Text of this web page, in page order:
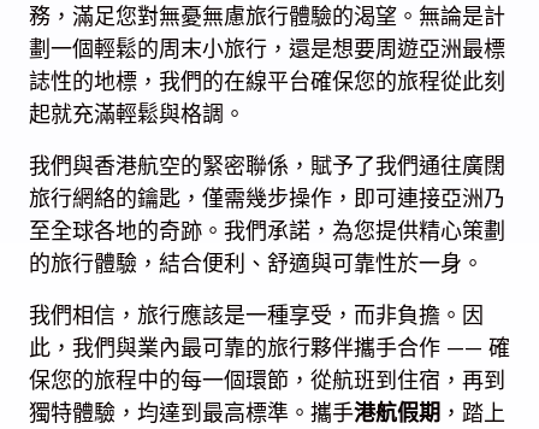
務，滿足您對無憂無慮旅行體驗的渴望。無論是計
劃一個輕鬆的周末小旅行，還是想要周遊亞洲最標
誌性的地標，我們的在線平台確保您的旅程從此刻
起就充滿輕鬆與格調。
我們與香港航空的緊密聯係，賦予了我們通往廣闊
旅行網絡的鑰匙，僅需幾步操作，即可連接亞洲乃
至全球各地的奇跡。我們承諾，為您提供精心策劃
的旅行體驗，結合便利、舒適與可靠性於一身。
我們相信，旅行應該是一種享受，而非負擔。因
此，我們與業內最可靠的旅行夥伴攜手合作 —— 確
保您的旅程中的每一個環節，從航班到住宿，再到
獨特體驗，均達到最高標準。攜手港航假期 ，踏上